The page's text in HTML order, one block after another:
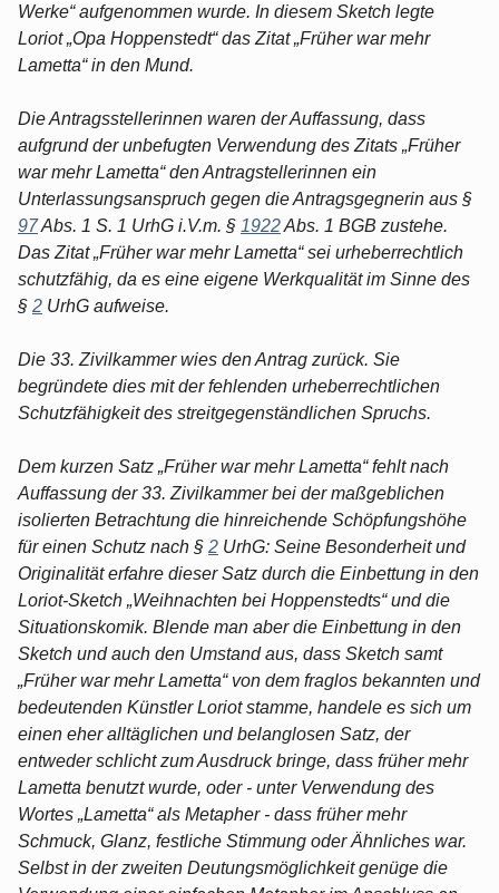
Werke“ aufgenommen wurde. In diesem Sketch legte
Loriot „Opa Hoppenstedt“ das Zitat „Früher war mehr
Lametta“ in den Mund.
Die Antragsstellerinnen waren der Auffassung, dass
aufgrund der unbefugten Verwendung des Zitats „Früher
war mehr Lametta“ den Antragstellerinnen ein
Unterlassungsanspruch gegen die Antragsgegnerin aus §
97Abs. 1 S. 1 UrhG i.V.m. § 1922Abs. 1 BGB zustehe.
Das Zitat „Früher war mehr Lametta“ sei urheberrechtlich
schutzfähig, da es eine eigene Werkqualität im Sinne des
§ 2 UrhG aufweise.
Die 33. Zivilkammer wies den Antrag zurück. Sie
begründete dies mit der fehlenden urheberrechtlichen
Schutzfähigkeit des streitgegenständlichen Spruchs.
Dem kurzen Satz „Früher war mehr Lametta“ fehlt nach
Auffassung der 33. Zivilkammer bei der maßgeblichen
isolierten Betrachtung die hinreichende Schöpfungshöhe
für einen Schutz nach § 2 UrhG: Seine Besonderheit und
Originalität erfahre dieser Satz durch die Einbettung in den
Loriot-Sketch „Weihnachten bei Hoppenstedts“ und die
Situationskomik. Blende man aber die Einbettung in den
Sketch und auch den Umstand aus, dass Sketch samt
„Früher war mehr Lametta“ von dem fraglos bekannten und
bedeutenden Künstler Loriot stamme, handele es sich um
einen eher alltäglichen und belanglosen Satz, der
entweder schlicht zum Ausdruck bringe, dass früher mehr
Lametta benutzt wurde, oder - unter Verwendung des
Wortes „Lametta“ als Metapher - dass früher mehr
Schmuck, Glanz, festliche Stimmung oder Ähnliches war.
Selbst in der zweiten Deutungsmöglichkeit genüge die